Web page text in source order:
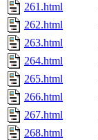
261.html
262.html
263.html
264.html
265.html
266.html
267.html
268.html